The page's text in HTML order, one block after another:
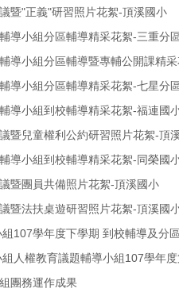
暨"正義"研習照片花絮-頂溪國小
導小組分區輔導精采花絮-三重分
導小組分區輔導暨專輔公開課精
導小組分區輔導精采花絮-七星分
導小組到校輔導精采花絮-福連國
暨兒童權利公約研習照片花絮-頂
導小組到校輔導精采花絮-同榮國
暨團員共備照片花絮-頂溪國小
暨法扶桌遊研習照片花絮-頂溪國
107學年度下學期 到校輔導及分
人權教育議題輔導小組107學年
團務運作成果